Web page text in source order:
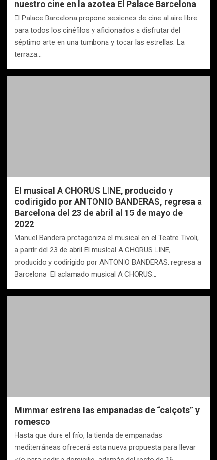
nuestro cine en la azotea El Palace Barcelona
El Palace Barcelona propone sesiones de cine al aire libre
para todos los cinéfilos y aficionados a disfrutar del
séptimo arte en una tumbona y tocar las estrellas. La
terraza…
El musical A CHORUS LINE, producido y
codirigido por ANTONIO BANDERAS, regresa a
Barcelona del 23 de abril al 15 de mayo de
2022
Manuel Bandera protagoniza el musical en el Teatre Tívoli,
a partir del 23 de abril El musical A CHORUS LINE,
producido y codirigido por ANTONIO BANDERAS, regresa a
Barcelona El aclamado musical A CHORUS…
Mimmar estrena las empanadas de “calçots” y
romesco
Hasta que dure el frío, la tienda de empanadas
mediterráneas ofrecerá esta nueva propuesta para llevar